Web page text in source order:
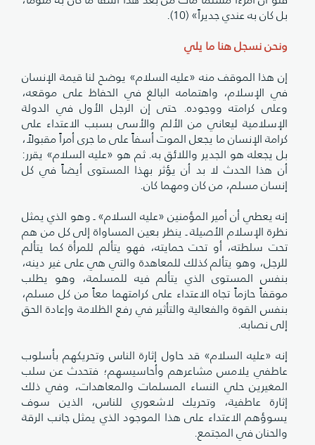
بل كان به عندي جديراً» (10).
ونحن نسجل هنا ما يلي
إن هذا الموقف منه «عليه السلام» يوضح لنا قيمة الإنسان
في الإسلام، واهتمامه البالغ في الحفاظ على موقعه،
وعلى كرامته ووجوده. حتى إن الرجل الأول في الدولة
الإسلامية ليعاني من الألم والأسى بسبب الاعتداء على
كرامة الإنسان ما يجعل الموت أسفاً على ما جرى أمراً مقبولاً،
بل يجعله هو الجدير واللائق به. ثم هو «عليه السلام» يقرر:
أن هذا الحدث لا بد أن يؤثر بهذا المستوى أيضاً في كل
إنسان مسلم، من كان ومهما كان.
إنه يعطي أن أمير المؤمنين «عليه السلام» ـ وهو الذي يمثل
نظرة الإسلام الأصيلة ـ ينظر بعين المساواة إلى كل من هم
تحت سلطته، أو تحت حمايته، فهو يتألم للمرأة كما يتألم
للرجل، وهو يتألم كذلك للمعاهدة والتي هي على غير دينه،
بنفس المستوى الذي يتألم فيه للمسلمة، وهو يطلب
موقفاً حازماً تجاه الاعتداء على كرامتهما معاً من كل مسلم،
بنفس القوة والفعالية والتأثير في رفع الظلامة وإعادة الحق
إلى نصابه.
إنه «عليه السلام» قد حاول إثارة الناس وتحريكهم بأسلوب
عاطفي يلامس مشاعرهم وأحاسيسهم؛ فتحدث عن سلب
المغيرين حلي النساء المسلمات والمعاهدات، وفي ذلك
إثارة عاطفية، وتحريك لاشعوري للناس، الذين سوف
يسوؤهم الاعتداء على هذا الموجود الذي يمثل جانب الرقة
والحنان في المجتمع.